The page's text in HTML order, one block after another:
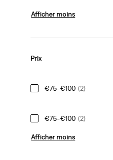
Afficher moins
Prix
€75-€100 (2)
€75-€100 (2)
Afficher moins